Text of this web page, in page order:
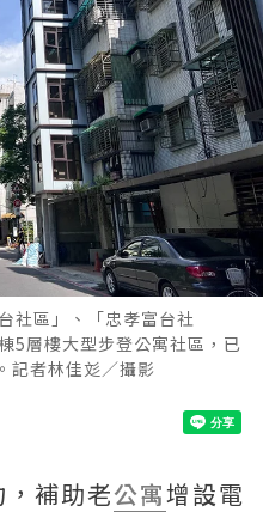
社區」、「忠孝富台社
5層樓大型步登公寓社區，已
記者林佳彣／攝影
，補助老公寓增設電